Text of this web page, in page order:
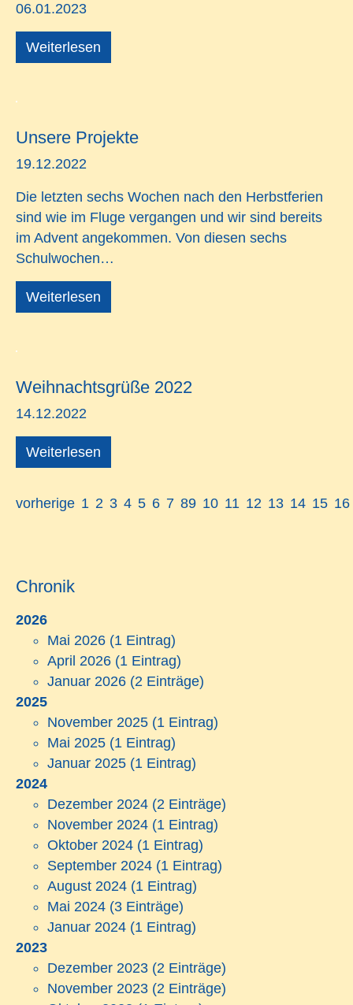
06.01.2023
Weiterlesen
Unsere Projekte
19.12.2022
Die letzten sechs Wochen nach den Herbstferien
sind wie im Fluge vergangen und wir sind bereits
im Advent angekommen. Von diesen sechs
Schulwochen…
Weiterlesen
Weihnachtsgrüße 2022
14.12.2022
Weiterlesen
vorherige 1 2 3 4 5 6 7 89 10 11 12 13 14 15 16
Chronik
2026
Mai 2026 (1 Eintrag)
April 2026 (1 Eintrag)
Januar 2026 (2 Einträge)
2025
November 2025 (1 Eintrag)
Mai 2025 (1 Eintrag)
Januar 2025 (1 Eintrag)
2024
Dezember 2024 (2 Einträge)
November 2024 (1 Eintrag)
Oktober 2024 (1 Eintrag)
September 2024 (1 Eintrag)
August 2024 (1 Eintrag)
Mai 2024 (3 Einträge)
Januar 2024 (1 Eintrag)
2023
Dezember 2023 (2 Einträge)
November 2023 (2 Einträge)